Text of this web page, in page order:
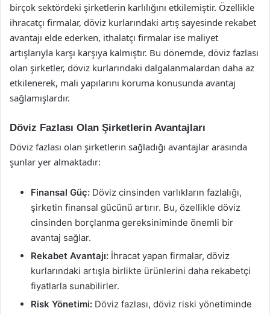
birçok sektördeki şirketlerin karlılığını etkilemiştir. Özellikle
ihracatçı firmalar, döviz kurlarındaki artış sayesinde rekabet
avantajı elde ederken, ithalatçı firmalar ise maliyet
artışlarıyla karşı karşıya kalmıştır. Bu dönemde, döviz fazlası
olan şirketler, döviz kurlarındaki dalgalanmalardan daha az
etkilenerek, mali yapılarını koruma konusunda avantaj
sağlamışlardır.
Döviz Fazlası Olan Şirketlerin Avantajları
Döviz fazlası olan şirketlerin sağladığı avantajlar arasında
şunlar yer almaktadır:
Finansal Güç: Döviz cinsinden varlıkların fazlalığı,
şirketin finansal gücünü artırır. Bu, özellikle döviz
cinsinden borçlanma gereksiniminde önemli bir
avantaj sağlar.
Rekabet Avantajı: İhracat yapan firmalar, döviz
kurlarındaki artışla birlikte ürünlerini daha rekabetçi
fiyatlarla sunabilirler.
Risk Yönetimi: Döviz fazlası, döviz riski yönetiminde